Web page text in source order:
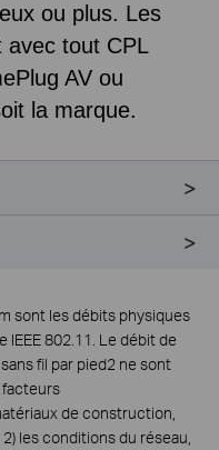
ou plus. Les
avec tout CPL
AV ou
la marque.
sont les débits physiques
802.11. Le débit de
fil par pied2 ne sont
facteurs
de construction,
les conditions du réseau,